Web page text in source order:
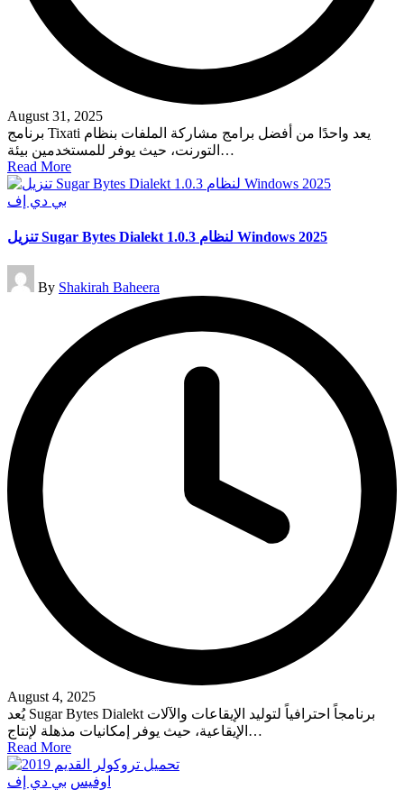
August 31, 2025
برنامج Tixati يعد واحدًا من أفضل برامج مشاركة الملفات بنظام
التورنت، حيث يوفر للمستخدمين بيئة…
Read More
Posted
بي دي إف
تنزيل Sugar Bytes Dialekt 1.0.3 لنظام Windows 2025
Posted
by
By Shakirah Baheera
August 4, 2025
يُعد Sugar Bytes Dialekt برنامجاً احترافياً لتوليد الإيقاعات والآلات
الإيقاعية، حيث يوفر إمكانيات مذهلة لإنتاج…
Read More
Posted
اوفيس بي دي إف